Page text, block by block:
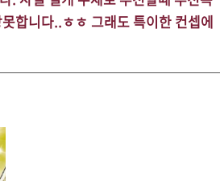
합니다..ㅎㅎ 그래도 특이한 컨셉에